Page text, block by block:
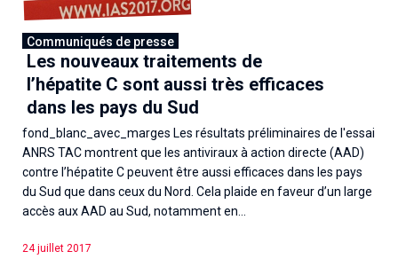
Communiqués de presse
Les nouveaux traitements de
l’hépatite C sont aussi très efficaces
dans les pays du Sud
fond_blanc_avec_marges Les résultats préliminaires de l'essai
ANRS TAC montrent que les antiviraux à action directe (AAD)
contre l’hépatite C peuvent être aussi efficaces dans les pays
du Sud que dans ceux du Nord. Cela plaide en faveur d’un large
accès aux AAD au Sud, notamment en...
24 juillet 2017